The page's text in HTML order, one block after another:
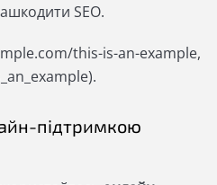
SEO.
this-is-an-example,
підтримкою